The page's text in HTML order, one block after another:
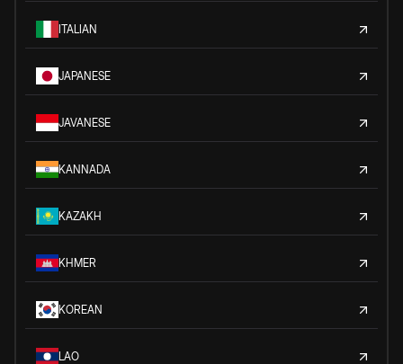
ITALIAN
JAPANESE
JAVANESE
KANNADA
KAZAKH
KHMER
KOREAN
LAO